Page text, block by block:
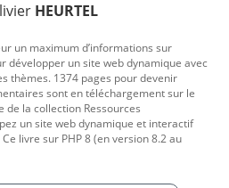
HEURTEL
un maximum d’informations sur
développer un site web dynamique avec
thèmes. 1374 pages pour devenir
sont en téléchargement sur le
la collection Ressources
un site web dynamique et interactif
livre sur PHP 8 (en version 8.2 au